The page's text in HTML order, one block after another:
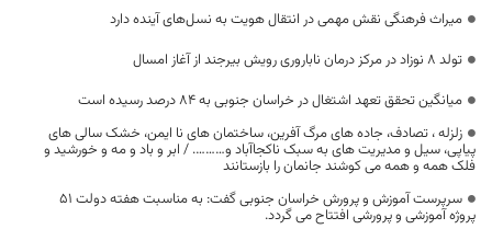
میراث فرهنگی نقش مهمی در انتقال هویت به نسل‌های آینده دارد
تولد ۸ نوزاد در مرکز درمان ناباروری رویش بیرجند از آغاز امسال
میانگین تحقق تعهد اشتغال در خراسان جنوبی به ۸۴ درصد رسیده است
زلزله ، تصادف، جاده های مرگ آفرین، ساختمان های نا ایمن، خشک سالی های
پیاپی، سیل و مدیریت های به سبک ناکجاآباد و………. / ابر و باد و مه و خورشید و
فلک همه و همه می کوشند جانمان را بازستانند
سرپرست آموزش و پرورش خراسان جنوبی گفت: به مناسبت هفته دولت 51
پروژه آموزشی و پرورشی افتتاح می گردد.